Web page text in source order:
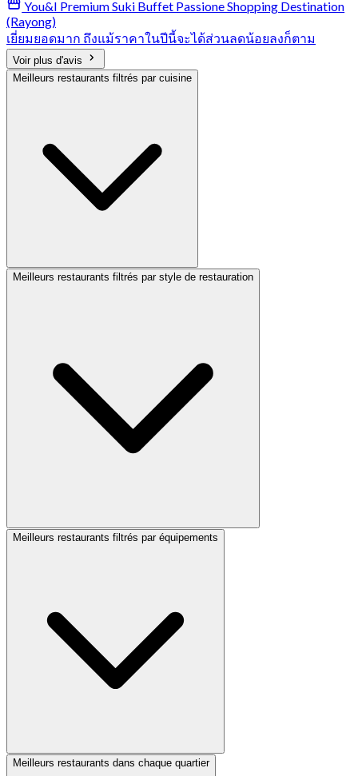
You&I Premium Suki Buffet Passione Shopping Destination
(Rayong)
เยี่ยมยอดมาก ถึงแม้ราคาในปีนี้จะได้ส่วนลดน้อยลงก็ตาม
Voir plus d'avis
Meilleurs restaurants filtrés par cuisine
Meilleurs restaurants filtrés par style de restauration
Meilleurs restaurants filtrés par équipements
Meilleurs restaurants dans chaque quartier